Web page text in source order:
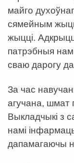
майго
сямейным
жыцці.
патрэбныя
сваю дарогу
За час
агучана, шмат
Выкладчыкі з
намі
дапамагаючы